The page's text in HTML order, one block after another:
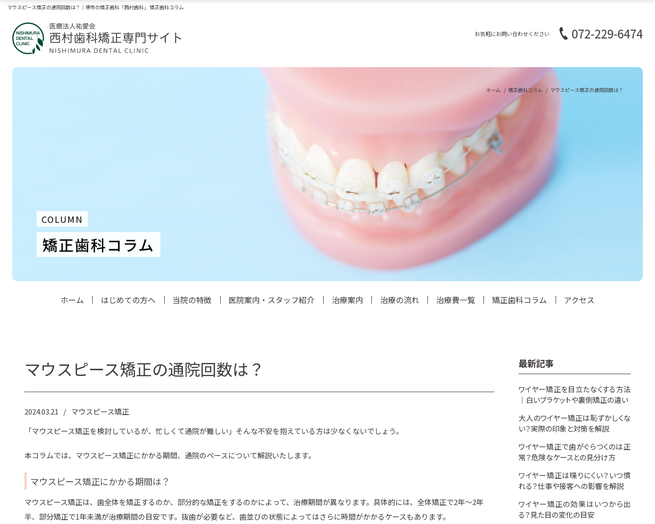
マウスピース矯正の通院回数は？｜堺市の矯正歯科「西村歯科」 矯正歯科コラム
お気軽にお問い合わせください 072-229-6474
COLUMN
矯正歯科コラム
ホーム 矯正歯科コラム マウスピース矯正の通院回数は？
ホーム はじめての方へ 当院の特徴 医院案内・スタッフ紹介 治療案内 治療の流れ 治療費一覧 矯正歯科コラム アクセス
マウスピース矯正の通院回数は？
2024.03.21
マウスピース矯正
「マウスピース矯正を検討しているが、忙しくて通院が難しい」そんな不安を抱えている方は少なくないでしょう。
本コラムでは、マウスピース矯正にかかる期間、通院のペースについて解説いたします。
マウスピース矯正にかかる期間は？
マウスピース矯正は、歯全体を矯正するのか、部分的な矯正をするのかによって、治療期間が異なります。具体的には、全体矯正で2年〜2年
半、部分矯正で1年未満が治療期間の目安です。抜歯が必要など、歯並びの状態によってはさらに時間がかかるケースもあります。
最新記事
ワイヤー矯正を目立たなくする方法
｜白いブラケットや裏側矯正の違い
大人のワイヤー矯正は恥ずかしくな
い？実際の印象と対策を解説
ワイヤー矯正で歯がぐらつくのは正
常？危険なケースとの見分け方
ワイヤー矯正は喋りにくい？いつ慣
れる？仕事や接客への影響を解説
ワイヤー矯正の効果はいつから出
る？見た目の変化の目安